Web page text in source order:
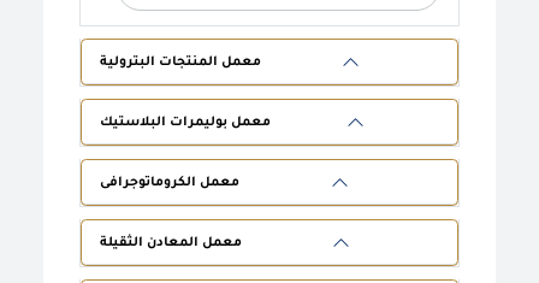
معمل المنتجات البترولية
معمل بوليمرات البلاستيك
معمل الكروماتوجرافى
معمل المعادن الثقيلة